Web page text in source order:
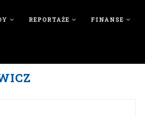
REPORTAŻE FINANSE